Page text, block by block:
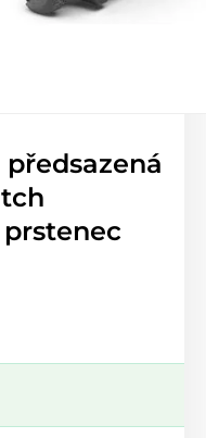
prstenec